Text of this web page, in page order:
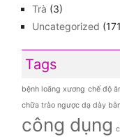
Trà (3)
Uncategorized
Tags
bệnh loãng xương chế độ
chữa trào ngược dạ dày
công dụng